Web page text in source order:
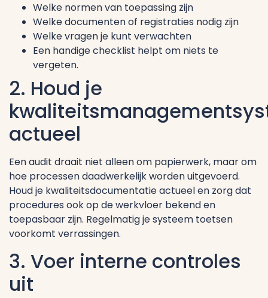
Welke normen van toepassing zijn
Welke documenten of registraties nodig zijn
Welke vragen je kunt verwachten
Een handige checklist helpt om niets te
vergeten.
2. Houd je
actueel
Een audit draait niet alleen om papierwerk, maar om
hoe processen daadwerkelijk worden uitgevoerd.
Houd je kwaliteitsdocumentatie actueel en zorg dat
procedures ook op de werkvloer bekend en
toepasbaar zijn. Regelmatig je systeem toetsen
voorkomt verrassingen.
3. Voer interne controles
uit